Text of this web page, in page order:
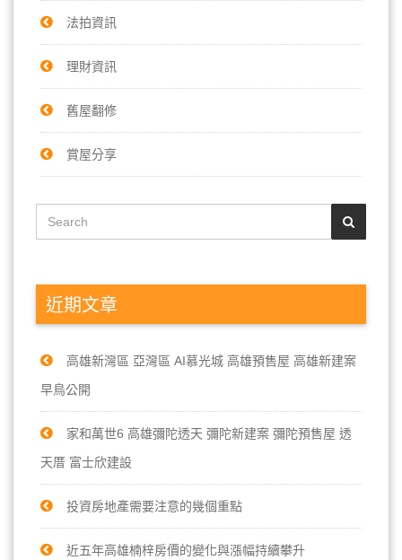
法拍資訊
理財資訊
舊屋翻修
賞屋分享
近期文章
高雄新灣區 亞灣區 AI慕光城 高雄預售屋 高雄新建案
早鳥公開
家和萬世6 高雄彌陀透天 彌陀新建案 彌陀預售屋 透
天厝 富士欣建設
投資房地產需要注意的幾個重點
近五年高雄楠梓房價的變化與漲幅持續攀升